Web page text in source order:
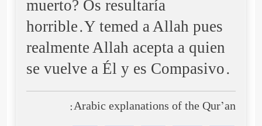
muerto? Os resultaría
horrible.Y temed a Allah pues
realmente Allah acepta a quien
se vuelve a Él y es Compasivo.
Arabic explanations of the Qur’an: